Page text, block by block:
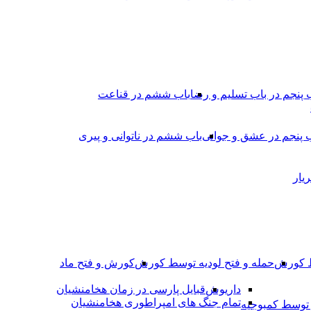
پنجم در باب تسلیم و رضاباب ششم در قناعت
پنجم در عشق و جوانىباب ششم در ناتوانى و پیرى
کورشحمله و فتح لودیه توسط کورشکورش و فتح ماد
کمبوجیه
داریوشقبایل پارسی در زمان هخامنشیان
تمام جنگ های امپراطوری هخامنشیان